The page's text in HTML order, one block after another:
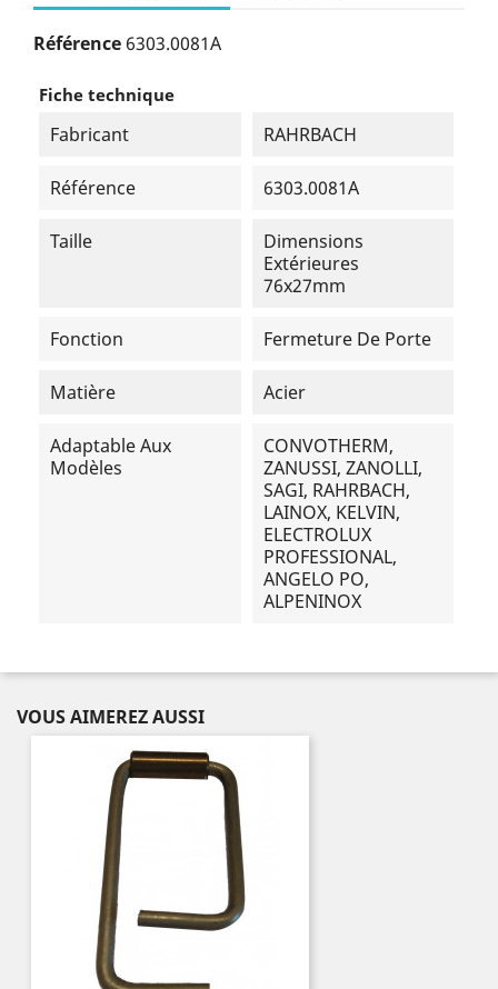
Référence 6303.0081A
Fiche technique
Fabricant RAHRBACH
Référence 6303.0081A
Taille
Dimensions
Extérieures
76x27mm
Fonction Fermeture De Porte
Matière Acier
Adaptable Aux
Modèles
CONVOTHERM,
ZANUSSI, ZANOLLI,
SAGI, RAHRBACH,
LAINOX, KELVIN,
ELECTROLUX
PROFESSIONAL,
ANGELO PO,
ALPENINOX
VOUS AIMEREZ AUSSI